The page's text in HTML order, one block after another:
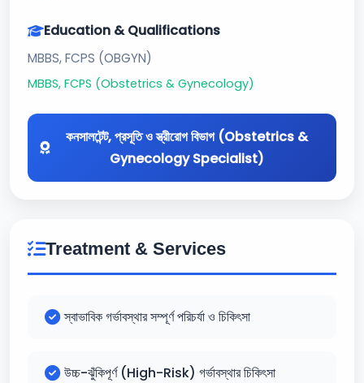
Education & Qualifications
MBBS, FCPS (OBGYN)
MBBS, FCPS (Obstetrics & Gynecology)
কনসালটেন্ট, প্রসূতি ও স্ত্রীরোগ বিভাগ (Obstetrics &
Gynecology Specialist)
Treatment & Services
স্বাভাবিক গর্ভাবস্থার সম্পূর্ণ পরিচর্যা ও চিকিৎসা
উচ্চ-ঝুঁকিপূর্ণ (High-Risk) গর্ভাবস্থার চিকিৎসা